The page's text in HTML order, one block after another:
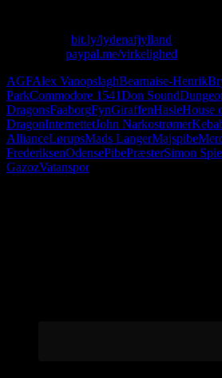
bit.ly/lydenafjylland
paypal.me/virkelighed
AGFAlex VanopslaghBearnaise-Henrik
ParkCommodore 1541Don Sound
DragonsFaaborgFynGiraffenHasleHouse
DragonInternettetJohn Narkostrømer
AllianceLørupsMads LangerMajspibe
FrederiksenOdensePibePræsterSimon
GazozVatanspor